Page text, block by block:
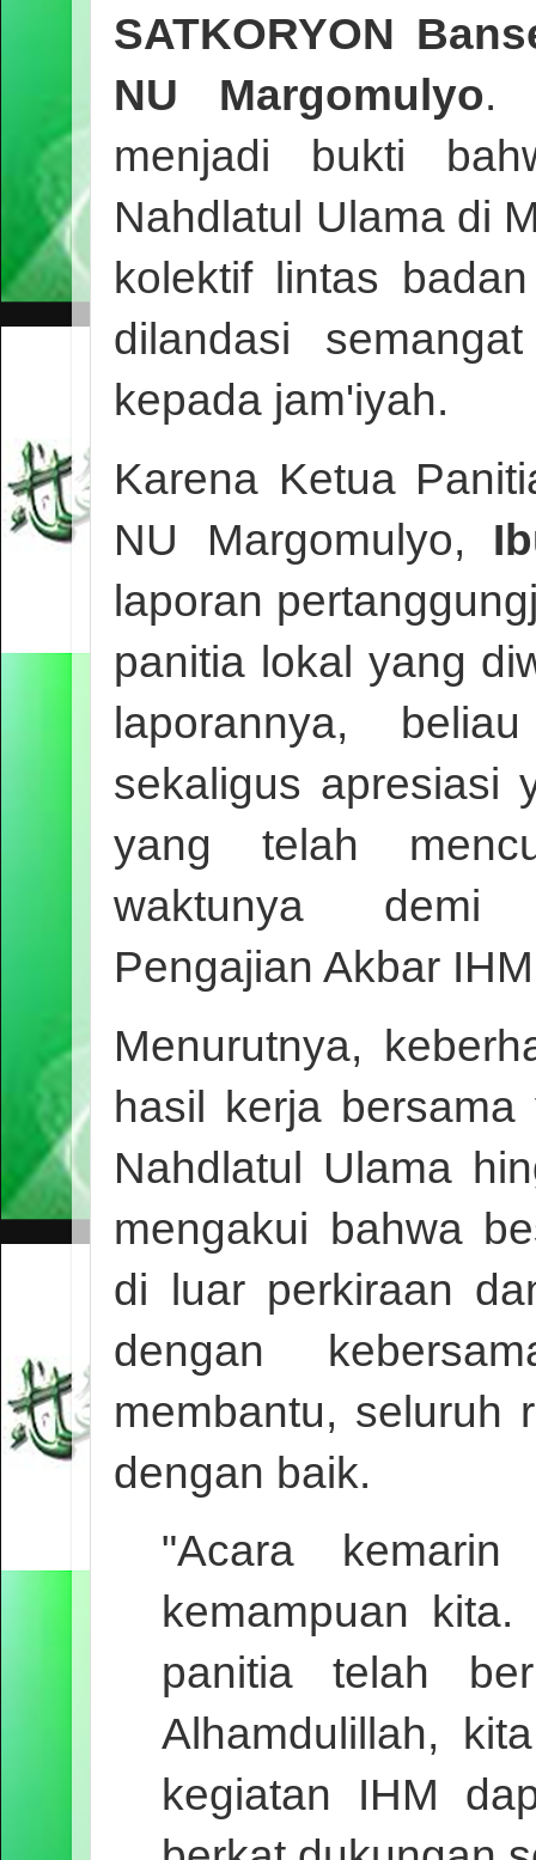
SATKORYON
NU Margomulyo.
menjadi bukti
Nahdlatul Ulama di
kolektif lintas
dilandasi
kepada jam'iyah.
Karena Ketua
NU Margomulyo,
laporan
panitia lokal yang
laporannya,
sekaligus apresiasi
yang telah
waktunya demi
Pengajian Akbar
Menurutnya,
hasil kerja
Nahdlatul Ulama
mengakui bahwa
di luar perkiraan
dengan
membantu, seluruh
dengan baik.
"Acara
kemampuan
panitia telah
Alhamdulillah,
kegiatan IHM